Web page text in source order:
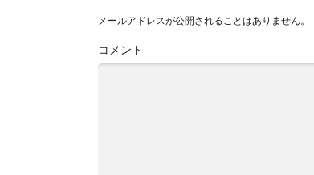
メールアドレスが公開されることはありません。
コメント